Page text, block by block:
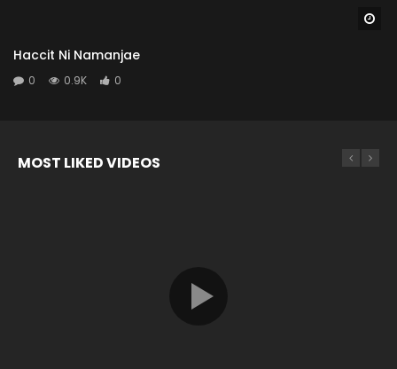
Haccit Ni Namanjae
0 0.9K 0
MOST LIKED VIDEOS